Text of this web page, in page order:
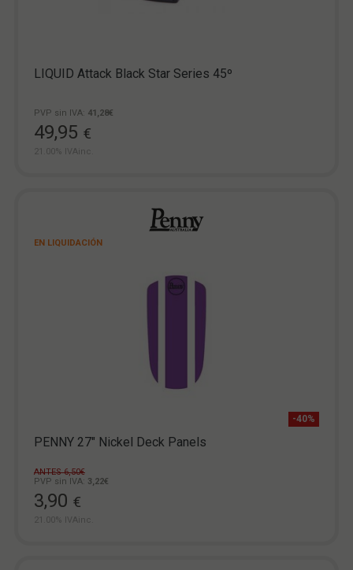
LIQUID Attack Black Star Series 45º
PVP sin IVA: 41,28€
49,95 €
21.00% IVAinc.
EN LIQUIDACIÓN
-40%
PENNY 27" Nickel Deck Panels
PVP sin IVA: 3,22€
ANTES 6,50€
3,90 €
21.00% IVAinc.